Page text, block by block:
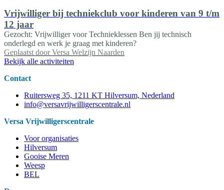
Vrijwilliger bij techniekclub voor kinderen van 9 t/m
12 jaar
Gezocht: Vrijwilliger voor Technieklessen Ben jij technisch
onderlegd en werk je graag met kinderen?
Geplaatst door Versa Welzijn Naarden
Bekijk alle activiteiten
Contact
Ruitersweg 35, 1211 KT Hilversum, Nederland
info@versavrijwilligerscentrale.nl
Versa Vrijwilligerscentrale
Voor organisaties
Hilversum
Gooise Meren
Weesp
BEL